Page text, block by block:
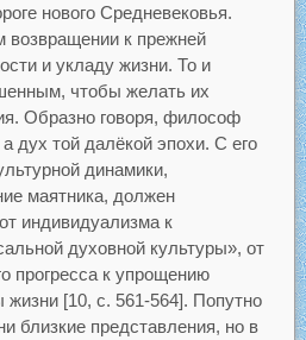
нового Средневековья.
возвращении к прежней
и укладу жизни. То и
чтобы желать их
Образно говоря, философ
дух той далёкой эпохи. С его
динамики,
маятника, должен
индивидуализма к
духовной культуры», от
прогресса к упрощению
жизни [10, с. 561-564]. Попутно
близкие представления, но в